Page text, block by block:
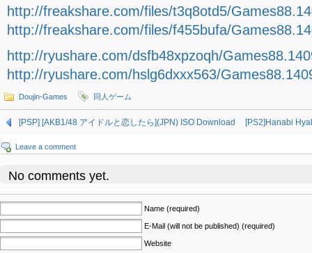
http://freakshare.com/files/t3q8otd5/
http://freakshare.com/files/f455bufa/
http://ryushare.com/dsfb48xpzoqh/
http://ryushare.com/hslg6dxxx563/
Doujin-Games 同人ゲーム
[PSP] [AKB1/48 アイドルと恋したら](JPN) ISO Download [PS2]Hanabi
Leave a comment
No comments yet.
Name (required)
E-Mail (will not be published) (required)
Website